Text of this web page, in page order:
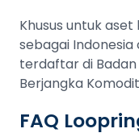
Khusus untuk
sebagai
terdaftar di
Berjangka
FAQ